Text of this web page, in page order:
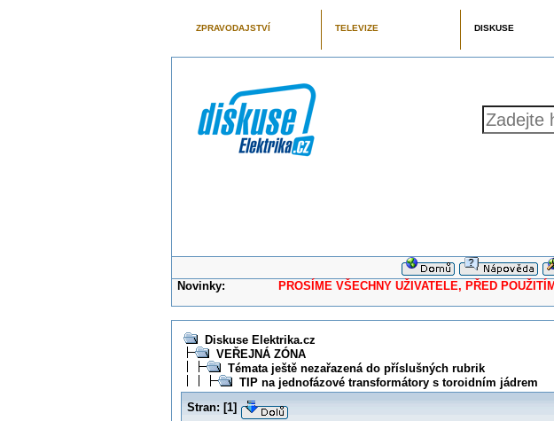
ZPRAVODAJSTVÍ TELEVIZE DISKUSE
Novinky: PROSÍME VŠECHNY UŽIVATELE, PŘED POUŽITÍM
Diskuse Elektrika.cz
VEŘEJNÁ ZÓNA
Témata ještě nezařazená do příslušných rubrik
TIP na jednofázové transformátory s toroidním jádrem
Stran: [1]